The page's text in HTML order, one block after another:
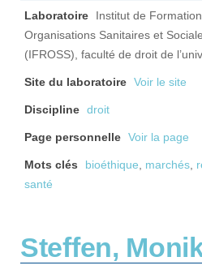
Laboratoire
Institut de
Organisations Sanitaires et
(IFROSS), faculté de droit de
Site du laboratoire Voir le site
Discipline droit
Page personnelle Voir la page
Mots clés bioéthique, marchés,
santé
Steffen,